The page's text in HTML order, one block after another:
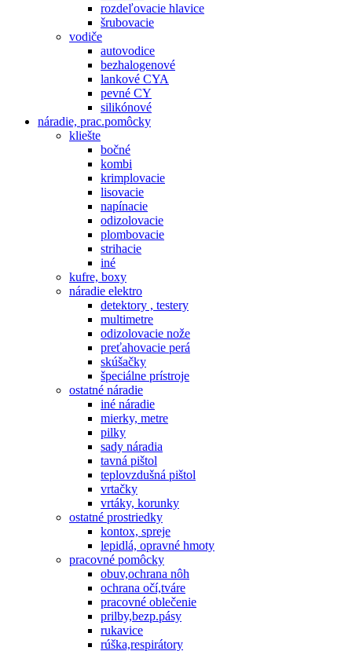
rozdeľovacie hlavice
šrubovacie
vodiče
autovodice
bezhalogenové
lankové CYA
pevné CY
silikónové
náradie, prac.pomôcky
kliešte
bočné
kombi
krimplovacie
lisovacie
napínacie
odizolovacie
plombovacie
strihacie
iné
kufre, boxy
náradie elektro
detektory , testery
multimetre
odizolovacie nože
preťahovacie perá
skúšačky
špeciálne prístroje
ostatné náradie
iné náradie
mierky, metre
pilky
sady náradia
tavná pištol
teplovzdušná pištol
vrtačky
vrtáky, korunky
ostatné prostriedky
kontox, spreje
lepidlá, opravné hmoty
pracovné pomôcky
obuv,ochrana nôh
ochrana očí,tváre
pracovné oblečenie
prilby,bezp.pásy
rukavice
rúška,respirátory